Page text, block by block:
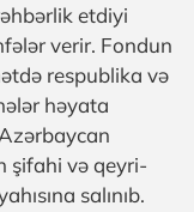
etdiyi
verir. Fondun
respublika və
həyata
şifahi və qeyri-
salınıb.